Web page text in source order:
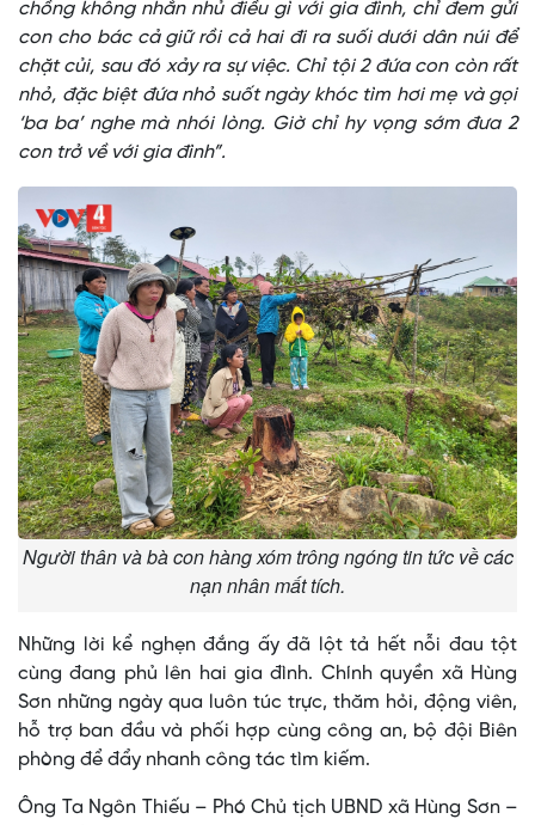
chồng không nhắn nhủ điều gì với gia đình, chỉ đem gửi
con cho bác cả giữ rồi cả hai đi ra suối dưới dân núi để
chặt củi, sau đó xảy ra sự việc. Chỉ tội 2 đứa con còn rất
nhỏ, đặc biệt đứa nhỏ suốt ngày khóc tìm hơi mẹ và gọi
‘ba ba’ nghe mà nhói lòng. Giờ chỉ hy vọng sớm đưa 2
con trở về với gia đình”.
Người thân và bà con hàng xóm trông ngóng tin tức về các
nạn nhân mất tích.
Những lời kể nghẹn đắng ấy đã lột tả hết nỗi đau tột
cùng đang phủ lên hai gia đình. Chính quyền xã Hùng
Sơn những ngày qua luôn túc trực, thăm hỏi, động viên,
hỗ trợ ban đầu và phối hợp cùng công an, bộ đội Biên
phòng để đẩy nhanh công tác tìm kiếm.
Ông Ta Ngôn Thiếu – Phó Chủ tịch UBND xã Hùng Sơn –